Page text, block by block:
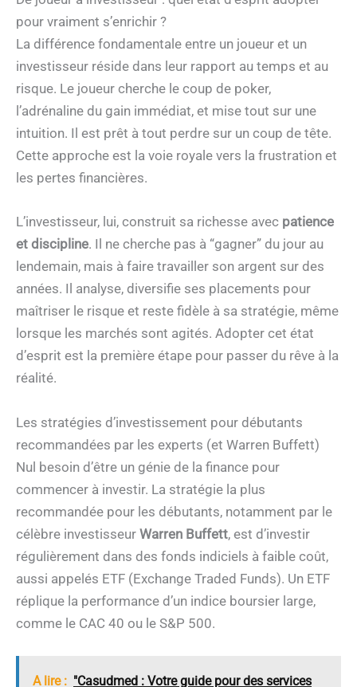
pour vraiment s’enrichir ?
La différence fondamentale entre un joueur et un
investisseur réside dans leur rapport au temps et au
risque. Le joueur cherche le coup de poker,
l’adrénaline du gain immédiat, et mise tout sur une
intuition. Il est prêt à tout perdre sur un coup de tête.
Cette approche est la voie royale vers la frustration et
les pertes financières.
L’investisseur, lui, construit sa richesse avec patience
et discipline. Il ne cherche pas à “gagner” du jour au
lendemain, mais à faire travailler son argent sur des
années. Il analyse, diversifie ses placements pour
maîtriser le risque et reste fidèle à sa stratégie, même
lorsque les marchés sont agités. Adopter cet état
d’esprit est la première étape pour passer du rêve à la
réalité.
Les stratégies d’investissement pour débutants
recommandées par les experts (et Warren Buffett)
Nul besoin d’être un génie de la finance pour
commencer à investir. La stratégie la plus
recommandée pour les débutants, notamment par le
célèbre investisseur Warren Buffett, est d’investir
régulièrement dans des fonds indiciels à faible coût,
aussi appelés ETF (Exchange Traded Funds). Un ETF
réplique la performance d’un indice boursier large,
comme le CAC 40 ou le S&P 500.
A lire : "Casudmed : Votre guide pour des services